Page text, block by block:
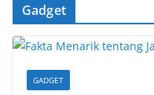
Gadget
GADGET